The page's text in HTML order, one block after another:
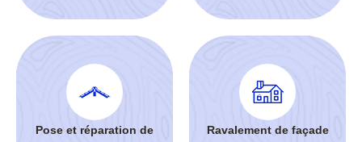
Pose et réparation de
Ravalement de façade